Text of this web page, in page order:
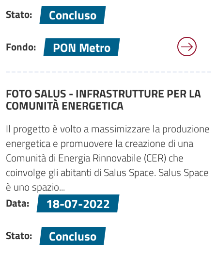
Stato: Concluso
Fondo: PON Metro
FOTO SALUS - INFRASTRUTTURE PER LA
COMUNITÀ ENERGETICA
Il progetto è volto a massimizzare la produzione
energetica e promuovere la creazione di una
Comunità di Energia Rinnovabile (CER) che
coinvolge gli abitanti di Salus Space. Salus Space
è uno spazio...
Data:
18-07-2022
Stato: Concluso